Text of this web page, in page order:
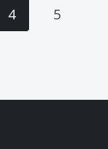
4
5